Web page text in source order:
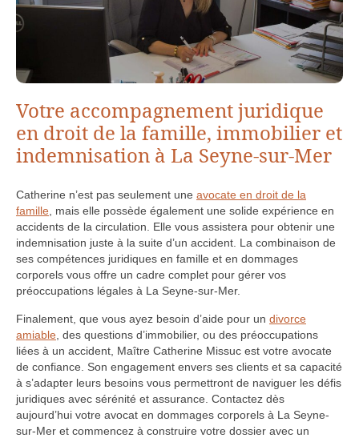
Votre accompagnement juridique
en droit de la famille, immobilier et
indemnisation à La Seyne-sur-Mer
Catherine n’est pas seulement une avocate en droit de la
famille, mais elle possède également une solide expérience en
accidents de la circulation. Elle vous assistera pour obtenir une
indemnisation juste à la suite d’un accident. La combinaison de
ses compétences juridiques en famille et en dommages
corporels vous offre un cadre complet pour gérer vos
préoccupations légales à La Seyne-sur-Mer.
Finalement, que vous ayez besoin d’aide pour un divorce
amiable , des questions d’immobilier, ou des préoccupations
liées à un accident, Maître Catherine Missuc est votre avocate
de confiance. Son engagement envers ses clients et sa capacité
à s’adapter leurs besoins vous permettront de naviguer les défis
juridiques avec sérénité et assurance. Contactez dès
aujourd’hui votre avocat en dommages corporels à La Seyne-
sur-Mer et commencez à construire votre dossier avec un